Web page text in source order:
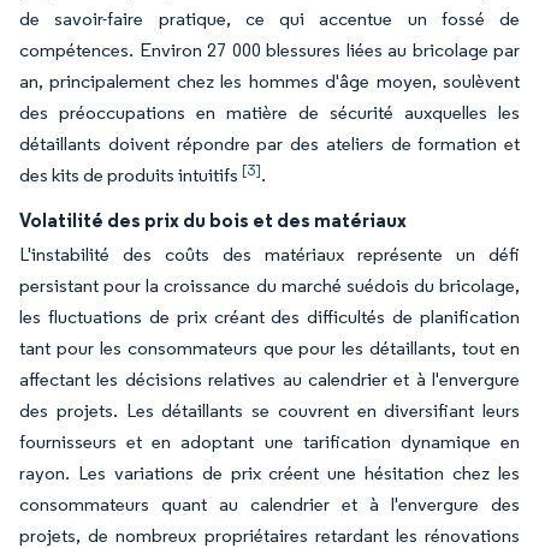
de savoir-faire pratique, ce qui accentue un fossé de
compétences. Environ 27 000 blessures liées au bricolage par
an, principalement chez les hommes d'âge moyen, soulèvent
des préoccupations en matière de sécurité auxquelles les
détaillants doivent répondre par des ateliers de formation et
des kits de produits intuitifs [3].
Volatilité des prix du bois et des matériaux
L'instabilité des coûts des matériaux représente un défi
persistant pour la croissance du marché suédois du bricolage,
les fluctuations de prix créant des difficultés de planification
tant pour les consommateurs que pour les détaillants, tout en
affectant les décisions relatives au calendrier et à l'envergure
des projets. Les détaillants se couvrent en diversifiant leurs
fournisseurs et en adoptant une tarification dynamique en
rayon. Les variations de prix créent une hésitation chez les
consommateurs quant au calendrier et à l'envergure des
projets, de nombreux propriétaires retardant les rénovations